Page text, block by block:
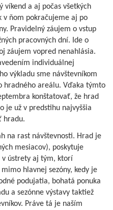
víkend a aj počas všetkých
v ňom pokračujeme aj po
Pravidelný záujem o vstup
pracovných dní. Ide o
záujem vopred nenahlásia.
individuálnej
výkladu sme návštevníkom
hradného areálu. Vďaka týmto
konštatovať, že hrad
je už v predstihu najvyššia
hradu.
na rast návštevnosti. Hrad je
mesiacov), poskytuje
v ústrety aj tým, ktorí
hlavnej sezóny, kedy je
podujatia, bohatá ponuka
a sezónne výstavy taktiež
Práve tá je naším